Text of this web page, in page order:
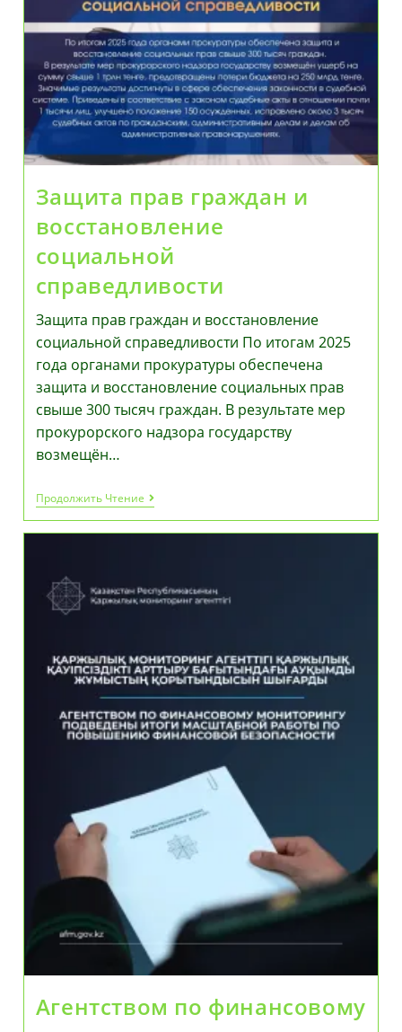
Защита прав граждан и
восстановление
социальной
справедливости
Защита прав граждан и восстановление
социальной справедливости По итогам 2025
года органами прокуратуры обеспечена
защита и восстановление социальных прав
свыше 300 тысяч граждан. В результате мер
прокурорского надзора государству
возмещён…
Продолжить ЧтениеЗащита
Прав
Граждан
Справедливости
Агентством по финансовому